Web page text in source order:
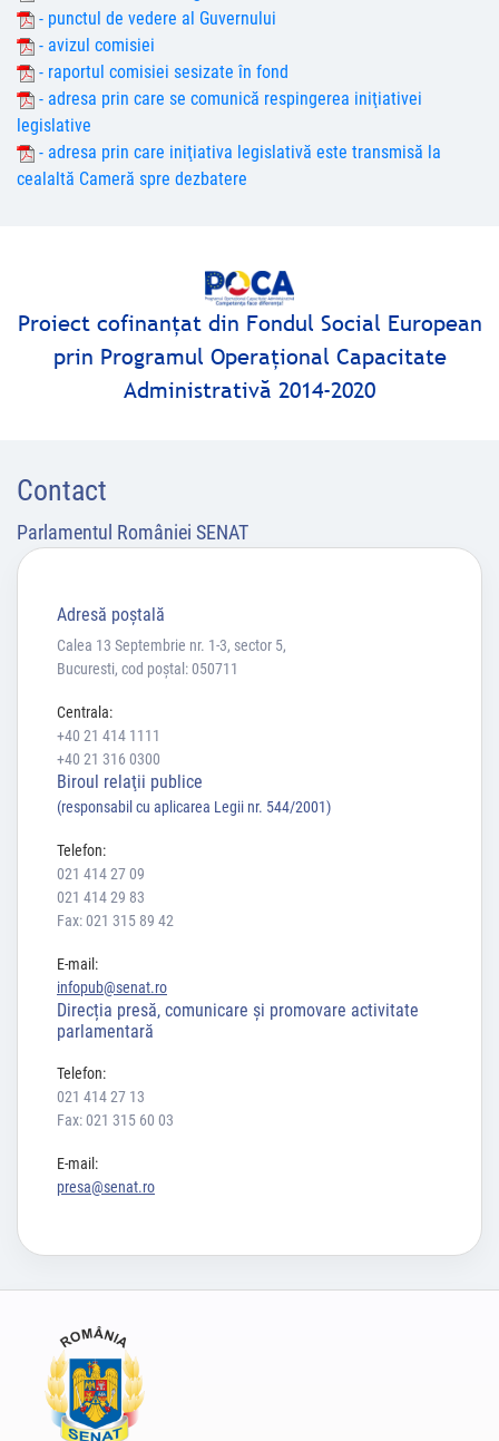
- punctul de vedere al Guvernului
- avizul comisiei
- raportul comisiei sesizate în fond
- adresa prin care se comunică respingerea iniţiativei
legislative
- adresa prin care iniţiativa legislativă este transmisă la
cealaltă Cameră spre dezbatere
Proiect cofinanţat din Fondul Social European
prin Programul Operaţional Capacitate
Administrativă 2014-2020
Contact
Parlamentul României SENAT
Adresă poştală
Calea 13 Septembrie nr. 1-3, sector 5,
Bucuresti, cod poștal: 050711
Centrala:
+40 21 414 1111
+40 21 316 0300
Biroul relaţii publice
(responsabil cu aplicarea Legii nr. 544/2001)
Telefon:
021 414 27 09
021 414 29 83
Fax: 021 315 89 42
E-mail:
infopub@senat.ro
Direcția presă, comunicare și promovare activitate
parlamentară
Telefon:
021 414 27 13
Fax: 021 315 60 03
E-mail:
presa@senat.ro